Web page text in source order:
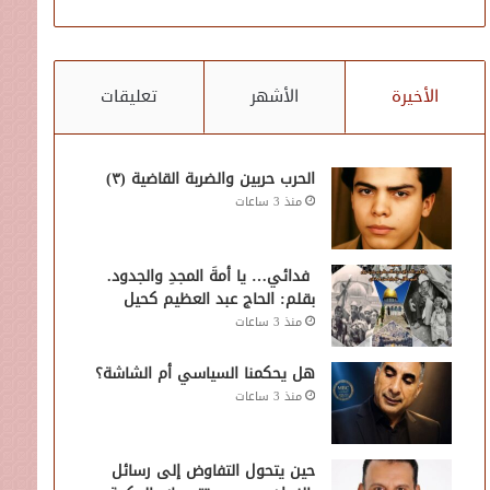
الأخيرة الأشهر تعليقات
الحرب حربين والضربة القاضية (٣)
منذ 3 ساعات
فدائي… يا أمةَ المجدِ والجدود.
بقلم: الحاج عبد العظيم كحيل
منذ 3 ساعات
هل يحكمنا السياسي أم الشاشة؟
منذ 3 ساعات
حين يتحول التفاوض إلى رسائل